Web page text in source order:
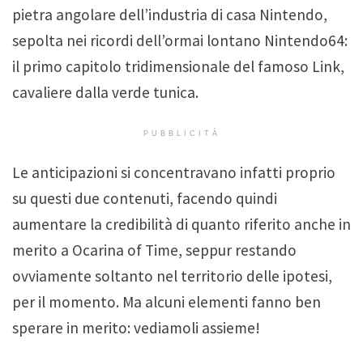
pietra angolare dell’industria di casa Nintendo,
sepolta nei ricordi dell’ormai lontano Nintendo64:
il primo capitolo tridimensionale del famoso Link,
cavaliere dalla verde tunica.
PUBBLICITÀ
Le anticipazioni si concentravano infatti proprio
su questi due contenuti, facendo quindi
aumentare la credibilità di quanto riferito anche in
merito a Ocarina of Time, seppur restando
ovviamente soltanto nel territorio delle ipotesi,
per il momento. Ma alcuni elementi fanno ben
sperare in merito: vediamoli assieme!